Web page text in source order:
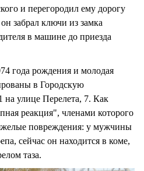
и перегородил ему дорогу
забрал ключи из замка
в машине до приезда
года рождения и молодая
в Городскую
улице Перелета, 7. Как
реакция", членами которого
повреждения: у мужчины
сейчас он находится в коме,
таза.